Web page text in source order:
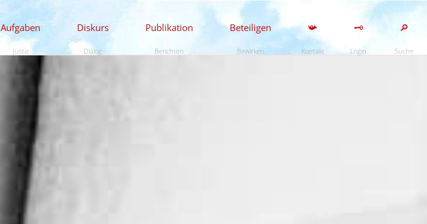
Aufgaben
Justiz
Diskurs
Dialog
Publikation
Berichten
Beteiligen
Bewirken
📯
Kontakt
🗝️
Login
🔎
Suche